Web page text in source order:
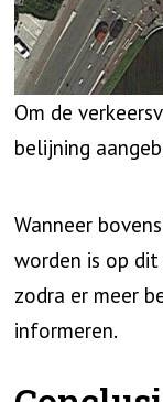
Om de
belijning
Wanneer
worden is op
zodra er meer
informeren.